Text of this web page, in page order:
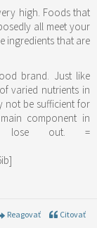
high. Foods that
all meet your
ingredients that are
brand. Just like
varied nutrients in
not be sufficient for
component in
lose out. =
Reagovať Citovať